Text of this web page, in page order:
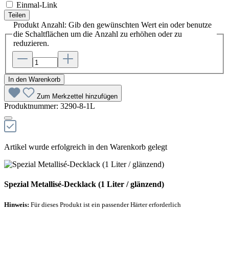
Einmal-Link
Teilen
Produkt Anzahl: Gib den gewünschten Wert ein oder benutze
die Schaltflächen um die Anzahl zu erhöhen oder zu
reduzieren.
In den Warenkorb
Zum Merkzettel hinzufügen
Produktnummer: 3290-8-1L
Artikel wurde erfolgreich in den Warenkorb gelegt
Spezial Metallisé-Decklack (1 Liter / glänzend)
Hinweis: Für dieses Produkt ist ein passender Härter erforderlich